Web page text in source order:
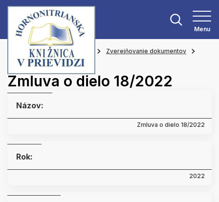
Menu
Hlavná stránka O knižnici
Zverejňovanie dokumentov
Zmluvy
Zmluva o dielo 18/2022
Názov:
Zmluva o dielo 18/2022
Rok:
2022